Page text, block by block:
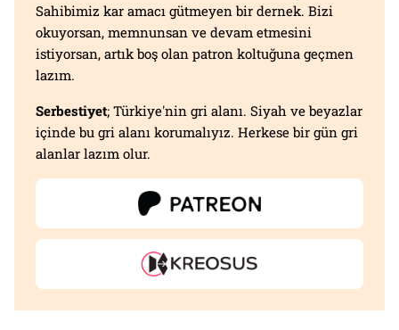
Sahibimiz kar amacı gütmeyen bir dernek. Bizi
okuyorsan, memnunsan ve devam etmesini
istiyorsan, artık boş olan patron koltuğuna geçmen
lazım.
Serbestiyet; Türkiye'nin gri alanı. Siyah ve beyazlar
içinde bu gri alanı korumalıyız. Herkese bir gün gri
alanlar lazım olur.